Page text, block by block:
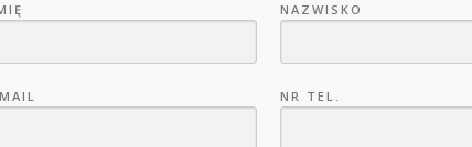
NAZWISKO
NR TEL.